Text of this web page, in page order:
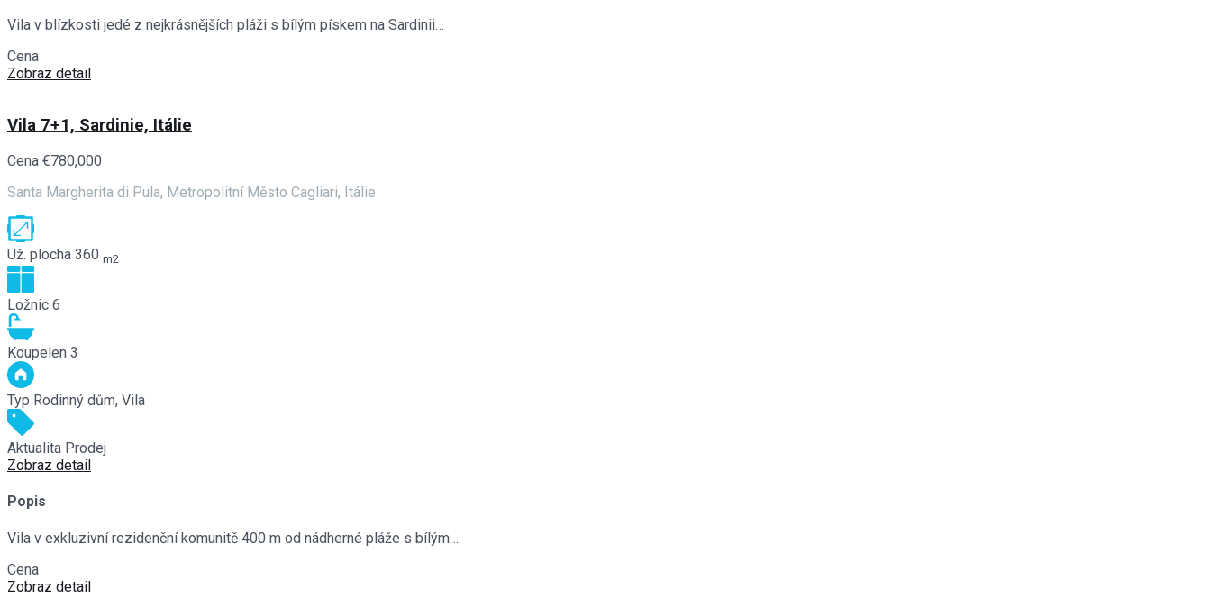
Vila v blízkosti jedé z nejkrásnějších pláži s bílým pískem na Sardinii…
Cena
Zobraz detail
Vila 7+1, Sardinie, Itálie
Cena €780,000
Santa Margherita di Pula, Metropolitní Město Cagliari, Itálie
Už. plocha 360 m2
Ložnic 6
Koupelen 3
Typ Rodinný dům, Vila
Aktualita Prodej
Zobraz detail
Popis
Vila v exkluzivní rezidenční komunitě 400 m od nádherné pláže s bílým…
Cena
Zobraz detail